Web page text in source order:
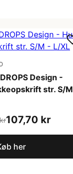
Design -
str. S/M
107,70 kr
her